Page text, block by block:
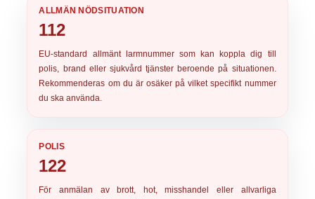
ALLMÄN NÖDSITUATION
112
EU-standard allmänt larmnummersom kan koppla dig till
polis, brand eller sjukvård tjänster beroende på situationen.
Rekommenderas om du är osäker på vilket specifikt nummer
du ska använda.
POLIS
122
För anmälan av brott, hot, misshandel eller allvarliga